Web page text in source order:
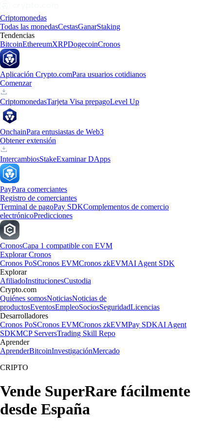
Criptomonedas
Todas las monedasCestasGanarStaking
Tendencias
BitcoinEthereumXRPDogecoinCronos
Aplicación Crypto.comPara usuarios cotidianos
Comenzar
CriptomonedasTarjeta Visa prepagoLevel Up
OnchainPara entusiastas de Web3
Obtener extensión
IntercambiosStakeExaminar DApps
PayPara comerciantes
Registro de comerciantes
Terminal de pagoPay SDKComplementos de comercio
electrónicoPredicciones
CronosCapa 1 compatible con EVM
Explorar Cronos
Cronos PoSCronos EVMCronos zkEVMAI Agent SDK
Explorar
AfiliadoInstitucionesCustodia
Crypto.com
Quiénes somosNoticiasNoticias de
productosEventosEmpleoSociosSeguridadLicencias
Desarrolladores
Cronos PoSCronos EVMCronos zkEVMPay SDKAI Agent
SDKMCP ServersTrading Skill Repo
Aprender
AprenderBitcoinInvestigaciónMercado
CRIPTO
Vende SuperRare fácilmente
desde España